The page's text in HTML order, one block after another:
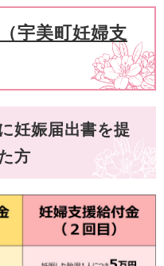
宇美町妊婦支
妊娠届出書を提
方